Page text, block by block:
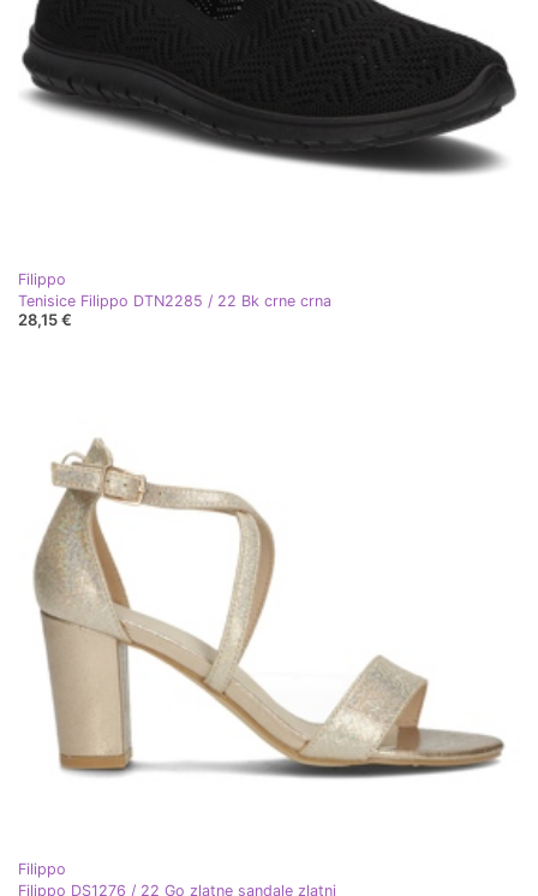
Filippo
Tenisice Filippo DTN2285 / 22 Bk crne crna
28,15 €
Filippo
Filippo DS1276 / 22 Go zlatne sandale zlatni